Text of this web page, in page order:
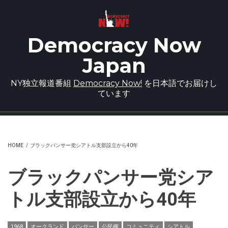
Democracy Now
Japan
NY独立報道番組 Democracy Now! を日本語でお届けし
ています
HOME / ブラックパンサー党シアトル支部設立から40年
ブラックパンサー党シア
トル支部設立から40年